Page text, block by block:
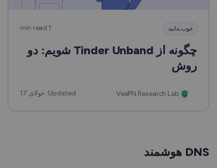
خوب بدانید 1 min read
چگونه از Tinder Unband شویم: دو
روش
VeePN Research Lab Updated: جولای 17
DNS هوشمند